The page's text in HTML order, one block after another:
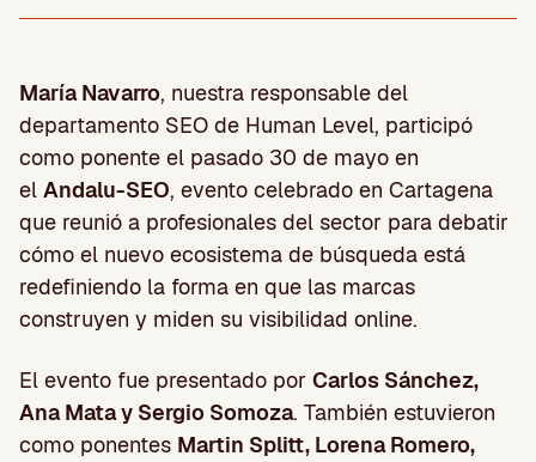
María Navarro, nuestra responsable del
departamento SEO de Human Level, participó
como ponente el pasado 30 de mayo en
el Andalu-SEO, evento celebrado en Cartagena
que reunió a profesionales del sector para debatir
cómo el nuevo ecosistema de búsqueda está
redefiniendo la forma en que las marcas
construyen y miden su visibilidad online.
El evento fue presentado por Carlos Sánchez,
Ana Mata y Sergio Somoza. También estuvieron
como ponentes Martin Splitt, Lorena Romero,